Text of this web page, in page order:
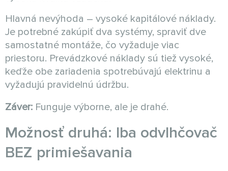
Hlavná nevýhoda – vysoké kapitálové náklady.
Je potrebné zakúpiť dva systémy, spraviť dve
samostatné montáže, čo vyžaduje viac
priestoru. Prevádzkové náklady sú tiež vysoké,
keďže obe zariadenia spotrebúvajú elektrinu a
vyžadujú pravidelnú údržbu.
Záver: Funguje výborne, ale je drahé.
Možnosť druhá: Iba odvlhčovač
BEZ primiešavania